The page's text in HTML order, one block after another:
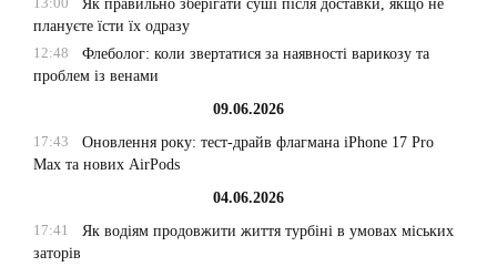
Як правильно зберігати суші після доставки, якщо не
плануєте їсти їх одразу
12:48
Флеболог: коли звертатися за наявності варикозу та
проблем із венами
09.06.2026
17:43
Оновлення року: тест-драйв флагмана iPhone 17 Pro
Max та нових AirPods
04.06.2026
17:41
Як водіям продовжити життя турбіні в умовах міських
заторів